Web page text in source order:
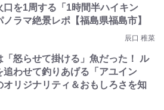
口を1周する「1時間半ハイキン
ノラマ絶景レポ【福島県福島市】
辰口 稚菜
「怒らせて掛ける」魚だった！ ル
追わせて釣りあげる「アユイン
オリジナリティ＆おもしろさを知